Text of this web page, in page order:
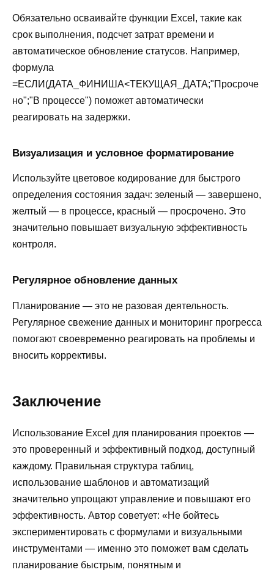
Обязательно осваивайте функции Excel, такие как
срок выполнения, подсчет затрат времени и
автоматическое обновление статусов. Например,
формула
=ЕСЛИ(ДАТА_ФИНИША<ТЕКУЩАЯ_ДАТА;"Просроче
но";"В процессе") поможет автоматически
реагировать на задержки.
Визуализация и условное форматирование
Используйте цветовое кодирование для быстрого
определения состояния задач: зеленый — завершено,
желтый — в процессе, красный — просрочено. Это
значительно повышает визуальную эффективность
контроля.
Регулярное обновление данных
Планирование — это не разовая деятельность.
Регулярное свежение данных и мониторинг прогресса
помогают своевременно реагировать на проблемы и
вносить коррективы.
Заключение
Использование Excel для планирования проектов —
это проверенный и эффективный подход, доступный
каждому. Правильная структура таблиц,
использование шаблонов и автоматизаций
значительно упрощают управление и повышают его
эффективность. Автор советует: «Не бойтесь
экспериментировать с формулами и визуальными
инструментами — именно это поможет вам сделать
планирование быстрым, понятным и